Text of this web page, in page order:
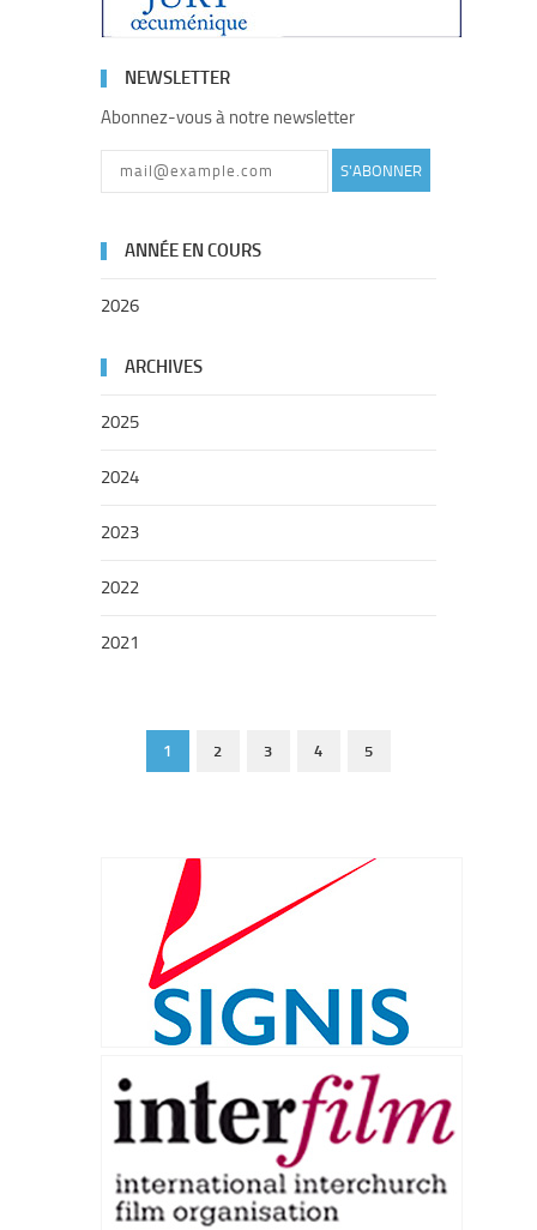
NEWSLETTER
Abonnez-vous à notre newsletter
S'ABONNER
ANNÉE EN COURS
2026
ARCHIVES
2025
2024
2023
2022
2021
1 2 3 4 5